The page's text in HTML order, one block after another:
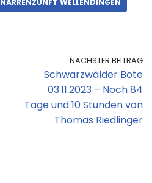
NARRENZUNFT WELLENDINGEN
NÄCHSTER BEITRAG
Schwarzwälder Bote
03.11.2023 – Noch 84
Tage und 10 Stunden von
Thomas Riedlinger